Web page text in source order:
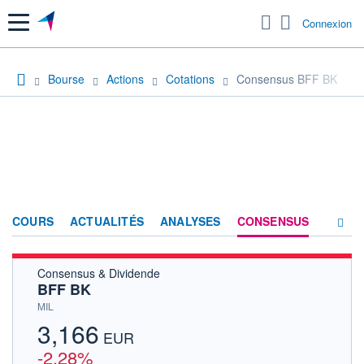
Menu Connexion
Bourse Actions Cotations Consensus BFF BK
COURS ACTUALITÉS ANALYSES CONSENSUS
Consensus & Dividende
BFF BK
MIL
3,166 EUR
-2,28%